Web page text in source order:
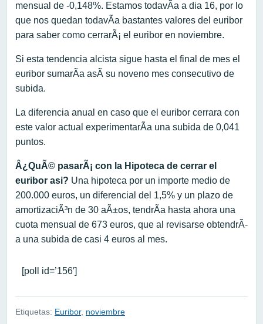
mensual de -0,148%. Estamos todavÃ­a a dia 16, por lo
que nos quedan todavÃ­a bastantes valores del euribor
para saber como cerrarÃ¡ el euribor en noviembre.
Si esta tendencia alcista sigue hasta el final de mes el
euribor sumarÃ­a asÃ­ su noveno mes consecutivo de
subida.
La diferencia anual en caso que el euribor cerrara con
este valor actual experimentarÃ­a una subida de 0,041
puntos.
Â¿QuÃ© pasarÃ¡ con la Hipoteca de cerrar el
euribor asi? Una hipoteca por un importe medio de
200.000 euros, un diferencial del 1,5% y un plazo de
amortizaciÃ³n de 30 aÃ±os, tendrÃ­a hasta ahora una
cuota mensual de 673 euros, que al revisarse obtendrÃ­
a una subida de casi 4 euros al mes.
[poll id=’156′]
Etiquetas: Euribor, noviembre